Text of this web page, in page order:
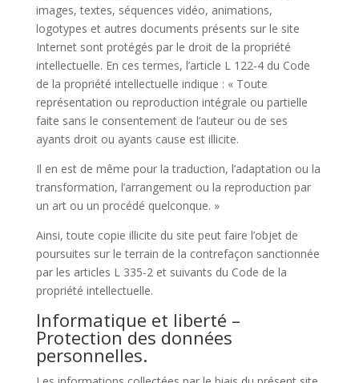
images, textes, séquences vidéo, animations,
logotypes et autres documents présents sur le site
Internet sont protégés par le droit de la propriété
intellectuelle. En ces termes, l’article L 122-4 du Code
de la propriété intellectuelle indique : « Toute
représentation ou reproduction intégrale ou partielle
faite sans le consentement de l’auteur ou de ses
ayants droit ou ayants cause est illicite.
Il en est de même pour la traduction, l’adaptation ou la
transformation, l’arrangement ou la reproduction par
un art ou un procédé quelconque. »
Ainsi, toute copie illicite du site peut faire l’objet de
poursuites sur le terrain de la contrefaçon sanctionnée
par les articles L 335-2 et suivants du Code de la
propriété intellectuelle.
Informatique et liberté –
Protection des données
personnelles.